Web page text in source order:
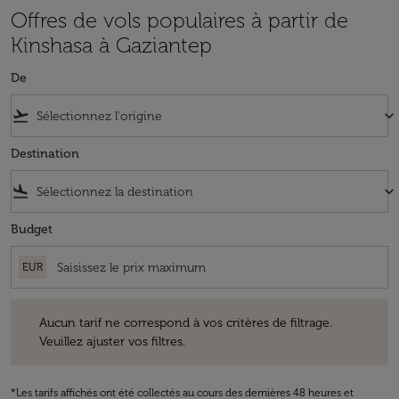
Offres de vols populaires à partir de
Kinshasa à Gaziantep
De
flight_takeoff keyboard_arrow_down
Destination
flight_land keyboard_arrow_down
Budget
EUR
Aucun tarif ne correspond à vos critères de filtrage.
Veuillez ajuster vos filtres.
*Les tarifs affichés ont été collectés au cours des dernières 48 heures et